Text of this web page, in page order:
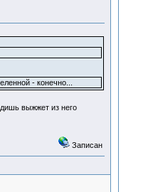
- конечно...
выжжет из него
Записан